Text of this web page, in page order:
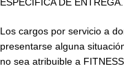
Los cargos por servicio a
presentarse alguna
no sea atribuible a